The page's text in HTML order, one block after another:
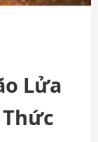
Lửa